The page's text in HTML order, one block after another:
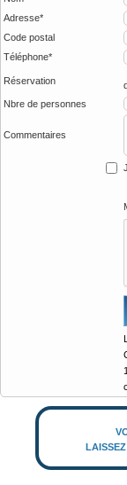
Adresse*
Code postal
Téléphone*
Réservation
Nbre de personnes
Commentaires